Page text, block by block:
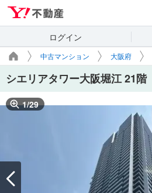
ログイン
中古マンション 大阪府
シエリアタワー大阪堀江 21階
1/29